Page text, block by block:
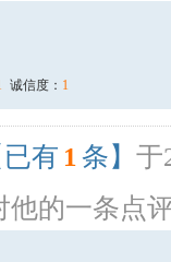
诚信度： 1
已有 1 条】 于
他的一条点